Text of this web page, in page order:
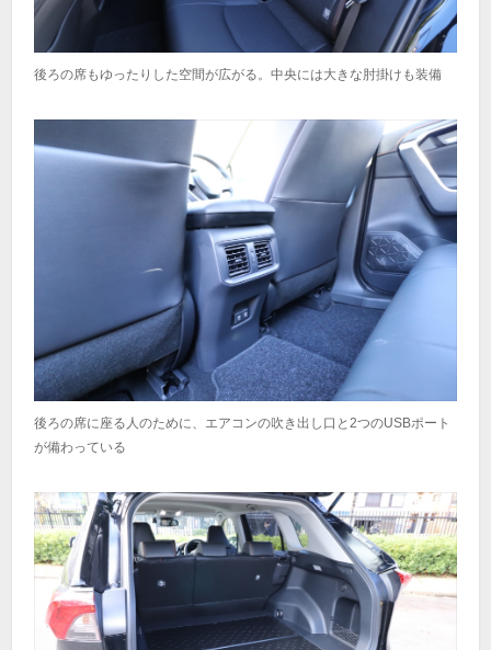
後ろの席もゆったりした空間が広がる。中央には大きな肘掛けも装備
後ろの席に座る人のために、エアコンの吹き出し口と2つのUSBポート
が備わっている